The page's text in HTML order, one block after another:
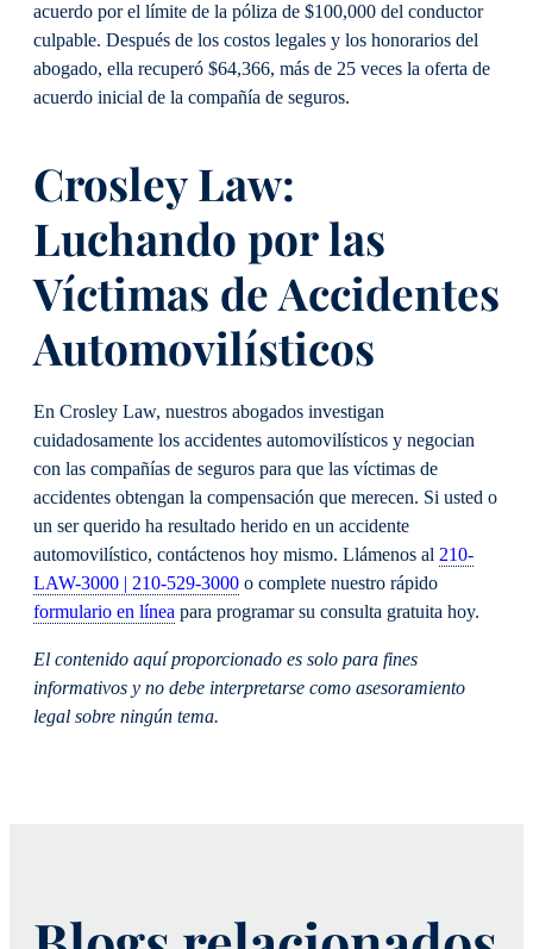
acuerdo por el límite de la póliza de $100,000 del conductor
culpable. Después de los costos legales y los honorarios del
abogado, ella recuperó $64,366, más de 25 veces la oferta de
acuerdo inicial de la compañía de seguros.
Crosley Law:
Luchando por las
Víctimas de Accidentes
Automovilísticos
En Crosley Law, nuestros abogados investigan
cuidadosamente los accidentes automovilísticos y negocian
con las compañías de seguros para que las víctimas de
accidentes obtengan la compensación que merecen. Si usted o
un ser querido ha resultado herido en un accidente
automovilístico, contáctenos hoy mismo. Llámenos al 210-
LAW-3000 | 210-529-3000 o complete nuestro rápido
formulario en línea para programar su consulta gratuita hoy.
El contenido aquí proporcionado es solo para fines
informativos y no debe interpretarse como asesoramiento
legal sobre ningún tema.